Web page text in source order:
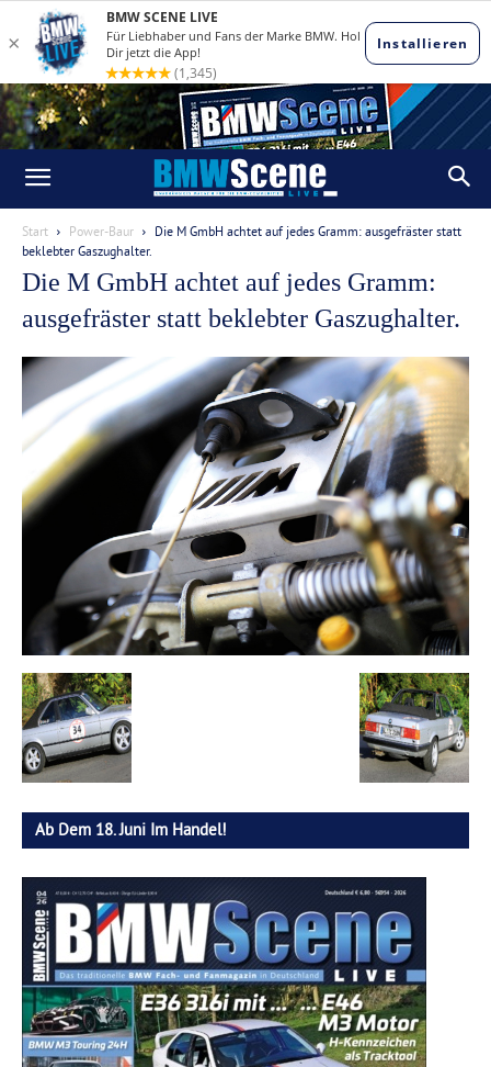
Start Power-Baur
Die M GmbH achtet auf jedes Gramm: ausgefräster statt
beklebter Gaszughalter.
Die M GmbH achtet auf jedes Gramm:
ausgefräster statt beklebter Gaszughalter.
Ab Dem 18. Juni Im Handel!